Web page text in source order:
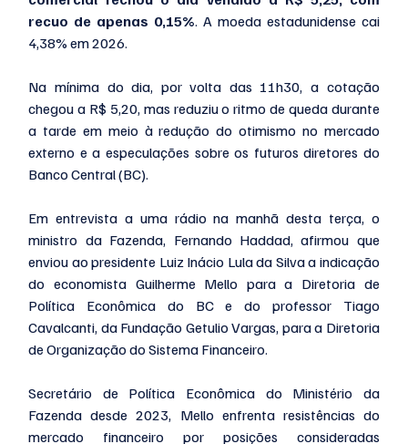
recuo de apenas 0,15%. A moeda estadunidense cai
4,38% em 2026.
Na mínima do dia, por volta das 11h30, a cotação
chegou a R$ 5,20, mas reduziu o ritmo de queda durante
a tarde em meio à redução do otimismo no mercado
externo e a especulações sobre os futuros diretores do
Banco Central (BC).
Em entrevista a uma rádio na manhã desta terça, o
ministro da Fazenda, Fernando Haddad, afirmou que
enviou ao presidente Luiz Inácio Lula da Silva a indicação
do economista Guilherme Mello para a Diretoria de
Política Econômica do BC e do professor Tiago
Cavalcanti, da Fundação Getulio Vargas, para a Diretoria
de Organização do Sistema Financeiro.
Secretário de Política Econômica do Ministério da
Fazenda desde 2023, Mello enfrenta resistências do
mercado financeiro por posições consideradas